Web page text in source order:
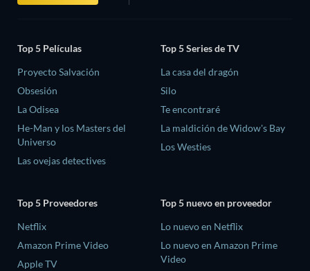
Top 5 Películas
Proyecto Salvación
Obsesión
La Odisea
He-Man y los Masters del
Universo
Las ovejas detectives
Top 5 Series de TV
La casa del dragón
Silo
Te encontraré
La maldición de Widow's Bay
Los Westies
Top 5 Proveedores
Netflix
Amazon Prime Video
Apple TV
Top 5 nuevo en proveedor
Lo nuevo en Netflix
Lo nuevo en Amazon Prime
Video